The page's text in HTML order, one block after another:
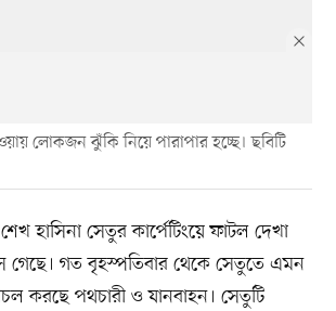
লোকজন ঝুঁকি নিয়ে পারাপার হচ্ছে। ছবিটি
হাসিনা সেতুর কার্পেটিংয়ে ফাটল দেখা
গেছে। গত বৃহস্পতিবার থেকে সেতুতে এমন
করছে পথচারী ও যানবাহন। সেতুটি